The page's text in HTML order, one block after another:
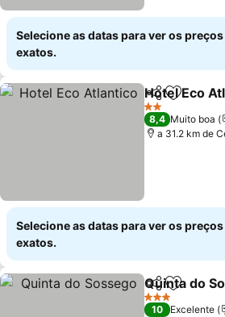
Selecione as datas para ver os preços
exatos.
Partilhar
Hotel Eco
2 Estrelas
8,4 Muito boa
a 31.2 km de
Selecione as datas para ver os preços
exatos.
Partilhar
Quinta do
3 Estrelas
10 Excelente